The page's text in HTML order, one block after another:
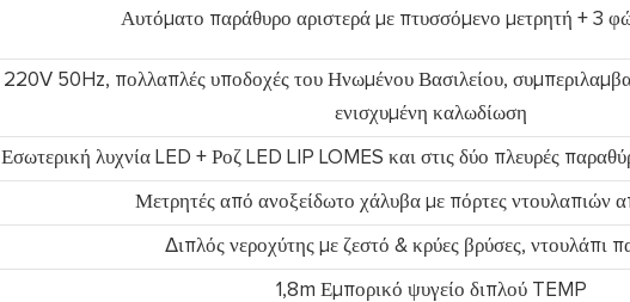
Αυτόματο παράθυρο αριστερά με πτυσσόμενο μετρητή + 3
220V 50Hz, πολλαπλές υποδοχές του Ηνωμένου Βασιλείου,
ενισχυμένη καλωδίωση
Εσωτερική λυχνία LED + Ροζ LED LIP LOMES και στις δύο πλευρές
Μετρητές από ανοξείδωτο χάλυβα με πόρτες ντουλαπιών
Διπλός νεροχύτης με ζεστό & κρύες βρύσες, ντουλάπι
1,8m Εμπορικό ψυγείο διπλού TEMP